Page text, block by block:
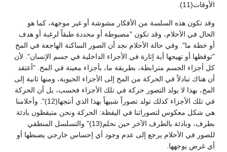
الأوقات(11).
وقد تكون هذه السلسة من الأفكار مشوشة أو غير موجهة، كما هو
الحال في الأحلام، وقد تكون "مضبوطة أو محددة طبقاً لرغبة أو هدف
أو خطة ما". وفي حالة الأحلام نجد أن الصور الساكنة الهاجعة في المخ
"توقظها أو تهيجها أية إثارة في الأجزاء الداخلية في جسم الإنسان". لأن
كل أجزاء الجسم مترابطة، بطريقة ما، بأجزاء معينة في المخ. "أعتقد
أن هناك تبادلاً في الحركة من المخ إلى الأجزاء الحيوية، ومنها ثانية إلى
المخ، بهذا لا يولد التصور حركة في تلك الأجزاء فحسب، بل أن الحركة
في تلك الأجزاء كذلك تولد تصوراً شبيهاً بهذا الذي أنتجها(12)". وأحلامنا
هي شكل معكوس لتصوراتنا في اليقظة: الحركة ونحن متيقظون بادئة
بطرف، وبادئة بالطرف الآخر حين نحلم(13)" والتسلسل المنطقي
للصور في الأحلام يرجع إلى عدم وجود أي إحساس خارجي يضبطها أو
أي غرض يوجهها.